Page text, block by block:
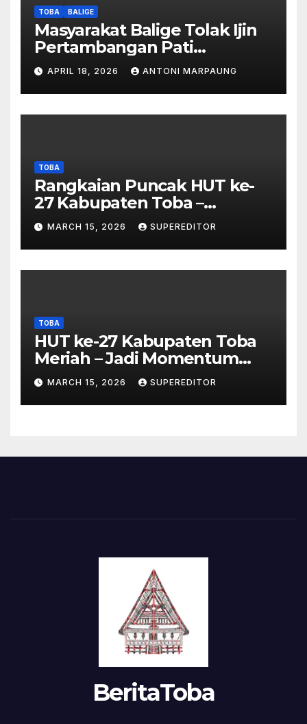
Dipalsukan
TOBA BALIGE
Masyarakat Balige Tolak Ijin
Pertambangan Pati
Simanjuntak – btc Akan
Investigasi Proses Perijinan
APRIL 18, 2026 ANTONI MARPAUNG
TOBA
Rangkaian Puncak HUT ke-
27 Kabupaten Toba –
Panjatkan Doa Untuk
Kesejahteraan
MARCH 15, 2026 SUPEREDITOR
TOBA
HUT ke-27 Kabupaten Toba
Meriah – Jadi Momentum
Perkuat Sinergi
Pembangunan Kawasan
Danau Toba
MARCH 15, 2026 SUPEREDITOR
BeritaToba